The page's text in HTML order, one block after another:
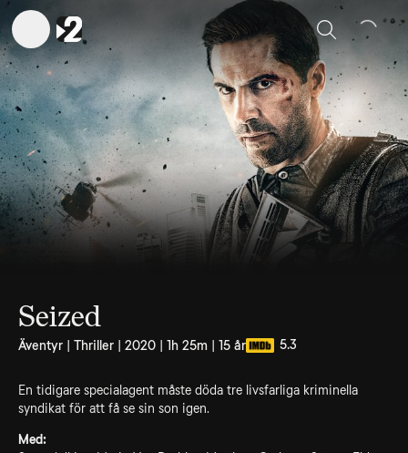
Sök
Seized
Äventyr | Thriller | 2020 | 1h 25m | 15 år 5.3
En tidigare specialagent måste döda tre livsfarliga kriminella
syndikat för att få se sin son igen.
Med: